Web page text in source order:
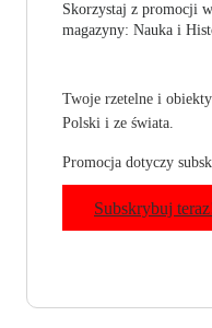
Skorzystaj z promocji
magazyny: Nauka i
Twoje rzetelne i
Polski i ze świata.
Promocja dotyczy
Subskrybuj